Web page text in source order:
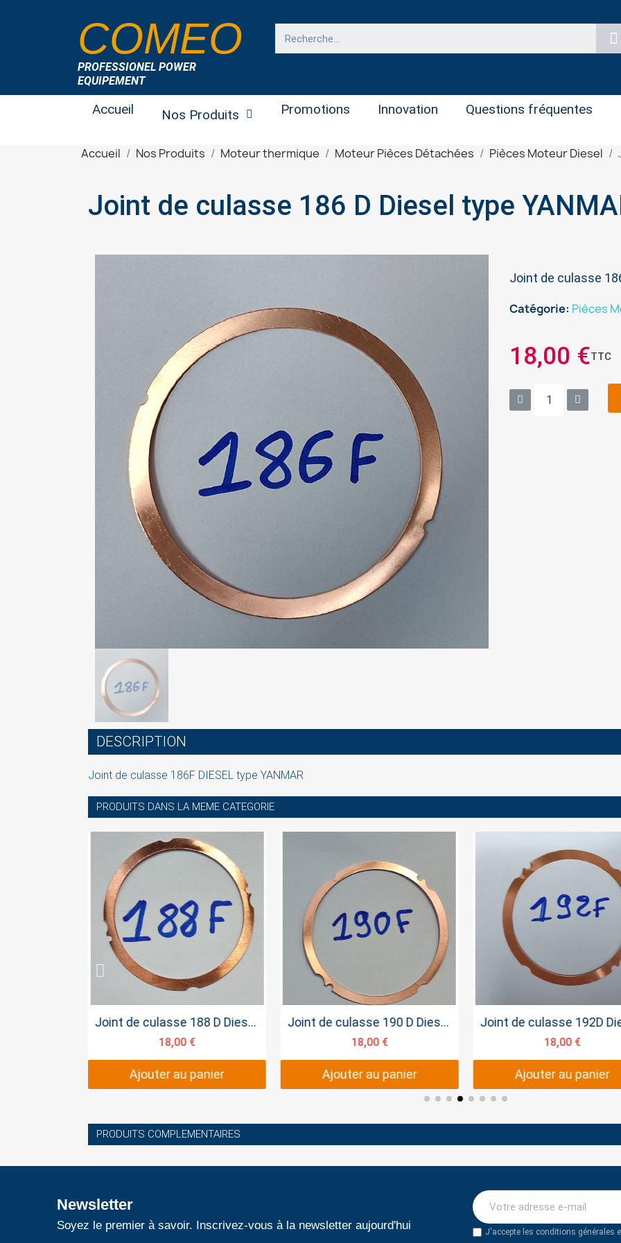
COMEO
PROFESSIONEL POWER
EQUIPEMENT
Accueil Nos Produits Promotions Innovation Questions fréquentes
Accueil Nos Produits Moteur thermique Moteur Pièces Détachées Pièces Moteur Diesel
Joint de culasse 186 D Diesel type
Joint de culasse
Catégorie Pièces
18,00 €TTC
DESCRIPTION
Joint de culasse 186F DIESEL type YANMAR
PRODUITS DANS LA MEME CATEGORIE
Aperçu rapide Joint de culasse 188 D Diesel type YANMAR
18,00 €
Ajouter au panier
Aperçu rapide Joint de culasse 190 D Diesel type YANMAR
18,00 €
Ajouter au panier
Aperçu rapide
18,00 €
Ajouter au panier
PRODUITS COMPLEMENTAIRES
Newsletter
Soyez le premier à savoir. Inscrivez-vous à la newsletter aujourd'hui
J'accepte les conditions générales
You need to be logged in to save products in your wish list.
Cancel Sign in